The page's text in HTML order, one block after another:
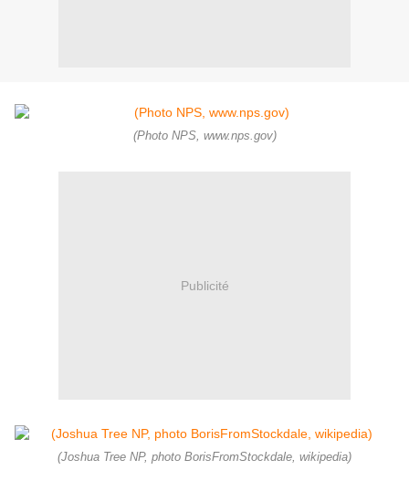
(Photo NPS, www.nps.gov)
Publicité
(Joshua Tree NP, photo BorisFromStockdale, wikipedia)